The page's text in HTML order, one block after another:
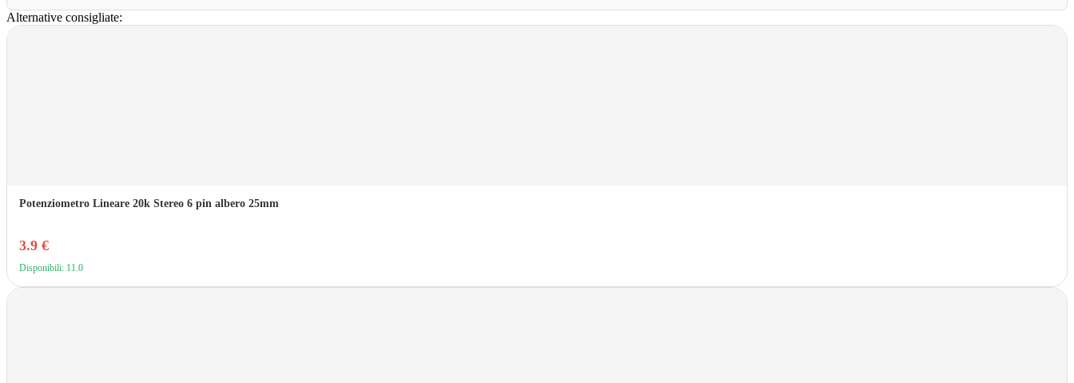
Alternative consigliate:
Potenziometro Lineare 20k Stereo 6 pin albero 25mm
3.9 €
Disponibili: 11.0